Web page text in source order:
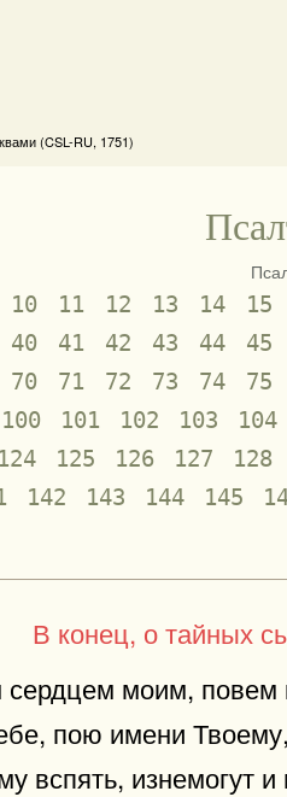
(CSL-RU, 1751)
10 11 12 13 14 15
40 41 42 43 44 45
70 71 72 73 74 75
100 101 102 103 104
124 125 126 127 128
142 143 144 145
В конец, о тайных
моим, повем
пою имени
вспять, изнемогут